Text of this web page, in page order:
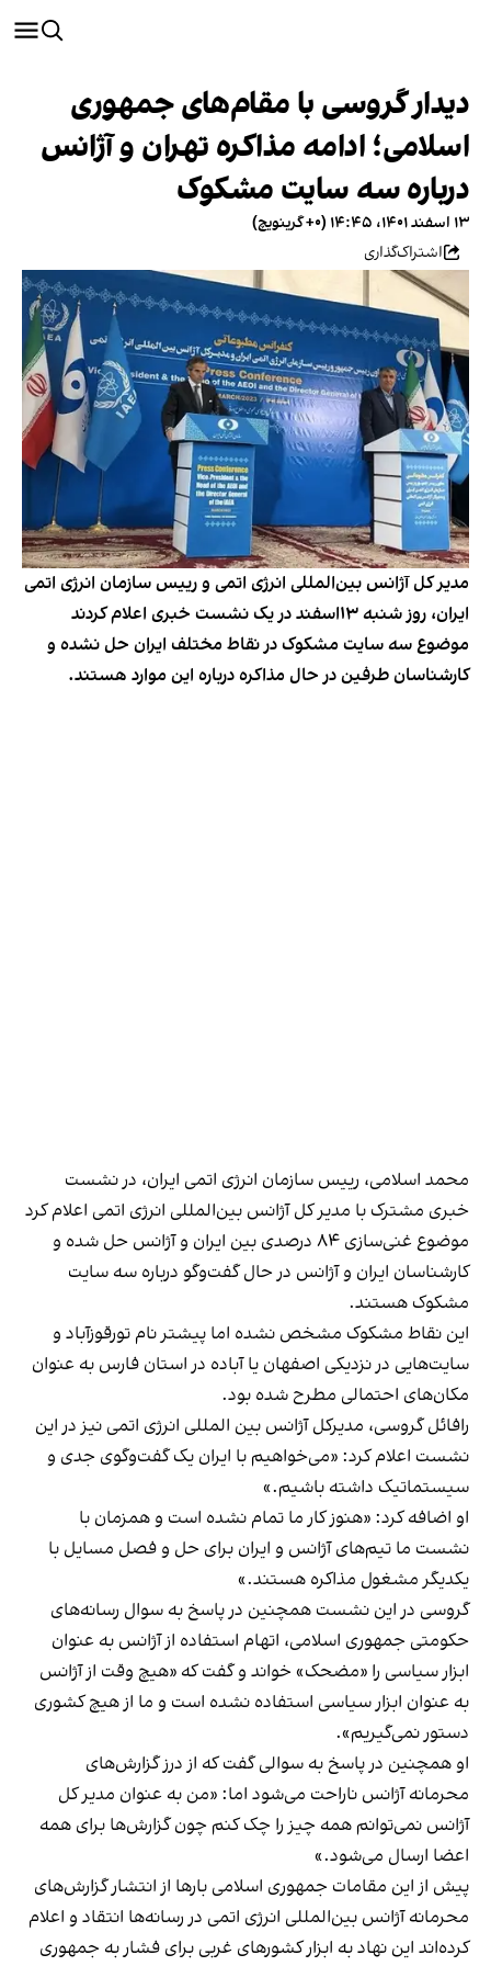
دیدار گروسی با مقام‌های جمهوری
اسلامی؛ ادامه مذاکره تهران و آژانس
درباره سه سایت مشکوک
۱۳ اسفند ۱۴۰۱، ۱۴:۴۵ (‎+۰ گرینویچ)
اشتراک‌گذاری
مدیر کل آژانس بین‌المللی انرژی اتمی و رییس سازمان انرژی اتمی
ایران، روز شنبه ۱۳اسفند در یک نشست خبری اعلام کردند
موضوع سه سایت مشکوک در نقاط مختلف ایران حل نشده و
کارشناسان طرفین در حال مذاکره درباره این موارد هستند.
محمد اسلامی، رییس سازمان انرژی اتمی ایران، در نشست
خبری مشترک با مدیر کل آژانس بین‌المللی انرژی اتمی اعلام کرد
موضوع غنی‌سازی ۸۴ درصدی بین ایران و آژانس حل شده و
کارشناسان ایران و آژانس در حال گفت‌وگو درباره سه سایت
مشکوک هستند.
این نقاط مشکوک مشخص نشده اما پیشتر نام تورقوزآباد و
سایت‌هایی در نزدیکی اصفهان یا آباده در استان فارس به عنوان
مکان‌های احتمالی مطرح شده بود.
رافائل گروسی، مدیر‌کل آژانس بین المللی انرژی اتمی نیز در این
نشست اعلام کرد: «می‌خواهیم با ایران یک گفت‌وگوی جدی و
سیستماتیک داشته باشیم.»
او اضافه کرد: «هنوز کار ما تمام نشده است و همزمان با
نشست ما تیم‌های آژانس و ایران برای حل و فصل مسایل با
یکدیگر مشغول مذاکره هستند.»
گروسی در این نشست همچنین در پاسخ به سوال رسانه‌های
حکومتی جمهوری اسلامی، اتهام استفاده از آژانس به عنوان
ابزار سیاسی را «مضحک» خواند و گفت که «هیچ وقت از آژانس
به عنوان ابزار سیاسی استفاده نشده است و ما از هیچ کشوری
دستور نمی‌گیریم».
او همچنین در پاسخ به سوالی گفت که از درز گزارش‌های
محرمانه آژانس ناراحت می‌شود اما: «من به عنوان مدیر کل
آژانس نمی‌توانم همه چیز را چک کنم چون گزارش‌ها برای همه
اعضا ارسال می‌شود.»
پیش از این مقامات جمهوری اسلامی بارها از انتشار گزارش‌های
محرمانه آژانس بین‌المللی انرژی اتمی در رسانه‌ها انتقاد و اعلام
کرده‌اند این نهاد به ابزار کشورهای غربی برای فشار به جمهوری